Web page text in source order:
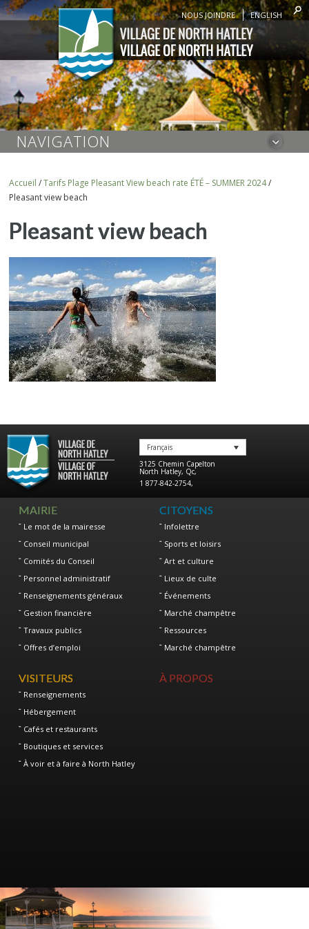
NOUS JOINDRE ENGLISH
NAVIGATION
Accueil /Tarifs Plage Pleasant View beach rate ÉTÉ – SUMMER 2024/
Pleasant view beach
Pleasant view beach
Français
3125 Chemin Capelton
North Hatley, Qc,
1 877-842-2754,
MAIRIE
Le mot de la mairesse
Conseil municipal
Comités du Conseil
Personnel administratif
Renseignements généraux
Gestion financière
Travaux publics
Offres d’emploi
CITOYENS
Infolettre
Sports et loisirs
Art et culture
Lieux de culte
Événements
Marché champêtre
Ressources
Marché champêtre
VISITEURS
Renseignements
Hébergement
Cafés et restaurants
Boutiques et services
À voir et à faire à North Hatley
À PROPOS